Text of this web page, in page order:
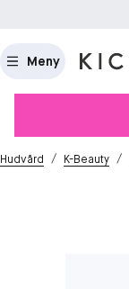
Meny
Hudvård / K-Beauty /